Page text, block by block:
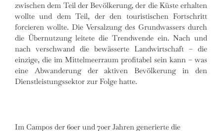
zwischen dem Teil der Bevölkerung, der die Küste erhalten
wollte und dem Teil, der den touristischen Fortschritt
forcieren wollte. Die Versalzung des Grundwassers durch
die Übernutzung leitete die Trendwende ein. Nach und
nach verschwand die bewässerte Landwirtschaft – die
einzige, die im Mittelmeerraum profitabel sein kann – was
eine Abwanderung der aktiven Bevölkerung in den
Dienstleistungssektor zur Folge hatte.
Im Campos der 60er und 70er Jahren generierte die